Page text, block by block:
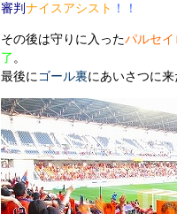
審判ナイスアシスト ！！
その後は守りに入ったパルセイ
了 。
最後に ゴール裏にあいさつに来